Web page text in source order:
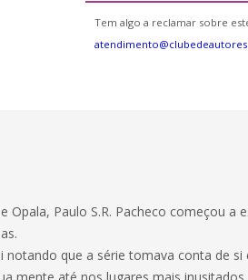
Tem algo a reclamar sobre
Opala, Paulo S.R. Pacheco começou a
que a série tomava conta de si